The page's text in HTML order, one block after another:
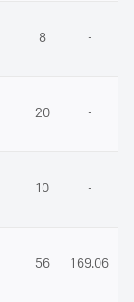
8 -
20 -
10 -
56 169.06